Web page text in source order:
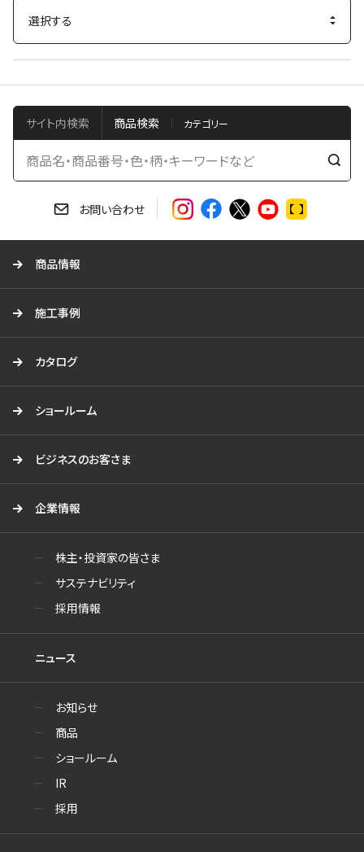
サイト内検索 商品検索
検
お問い合わせ
商品情報
施工事例
カタログ
ショールーム
ビジネスのお客さま
企業情報
株主・投資家の皆さま
サステナビリティ
採用情報
ニュース
お知らせ
商品
ショールーム
IR
採用